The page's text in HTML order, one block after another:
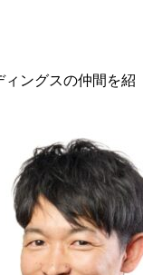
ングスの仲間を紹